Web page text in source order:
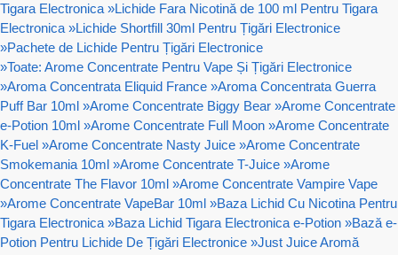
Tigara Electronica »Lichide Fara Nicotină de 100 ml Pentru Tigara
Electronica »Lichide Shortfill 30ml Pentru Țigări Electronice
»Pachete de Lichide Pentru Țigări Electronice
»Toate: Arome Concentrate Pentru Vape Și Țigări Electronice
»Aroma Concentrata Eliquid France »Aroma Concentrata Guerra
Puff Bar 10ml »Arome Concentrate Biggy Bear »Arome Concentrate
e-Potion 10ml »Arome Concentrate Full Moon »Arome Concentrate
K-Fuel »Arome Concentrate Nasty Juice »Arome Concentrate
Smokemania 10ml »Arome Concentrate T-Juice »Arome
Concentrate The Flavor 10ml »Arome Concentrate Vampire Vape
»Arome Concentrate VapeBar 10ml »Baza Lichid Cu Nicotina Pentru
Tigara Electronica »Baza Lichid Tigara Electronica e-Potion »Bază e-
Potion Pentru Lichide De Țigări Electronice »Just Juice Aromă